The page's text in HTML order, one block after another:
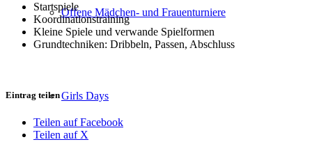
Offene Mädchen- und Frauenturniere
Girls Days
Startspiele
Koordinationstraining
Kleine Spiele und verwande Spielformen
Grundtechniken: Dribbeln, Passen, Abschluss
Eintrag teilen
Teilen auf Facebook
Teilen auf X